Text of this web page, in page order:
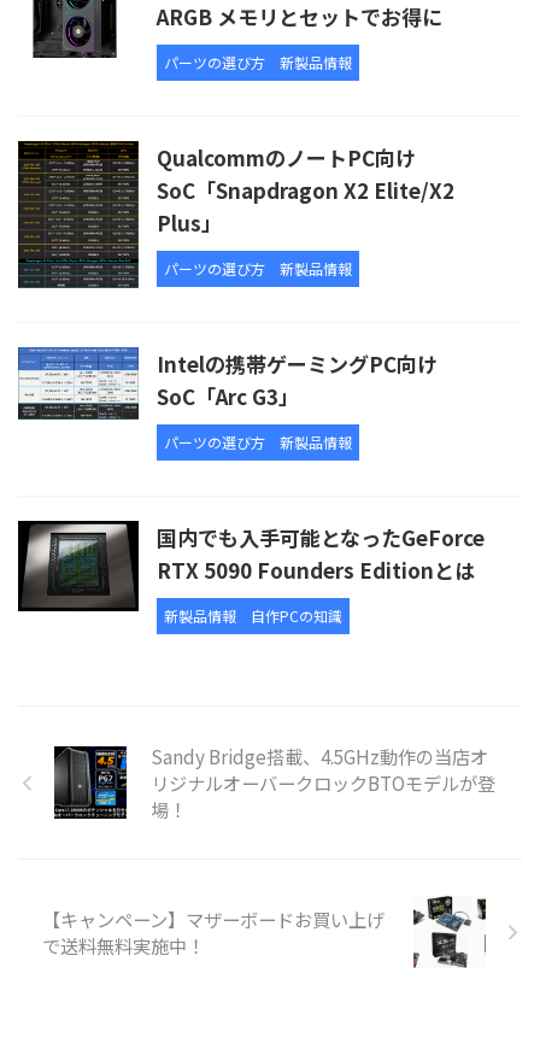
ARGB メモリとセットでお得に
パーツの選び方 新製品情報
QualcommのノートPC向け
SoC「Snapdragon X2 Elite/X2
Plus」
パーツの選び方 新製品情報
Intelの携帯ゲーミングPC向け
SoC「Arc G3」
パーツの選び方 新製品情報
国内でも入手可能となったGeForce
RTX 5090 Founders Editionとは
新製品情報 自作PCの知識
Sandy Bridge搭載、4.5GHz動作の当店オ
リジナルオーバークロックBTOモデルが登
場！
【キャンペーン】マザーボードお買い上げ
で送料無料実施中！